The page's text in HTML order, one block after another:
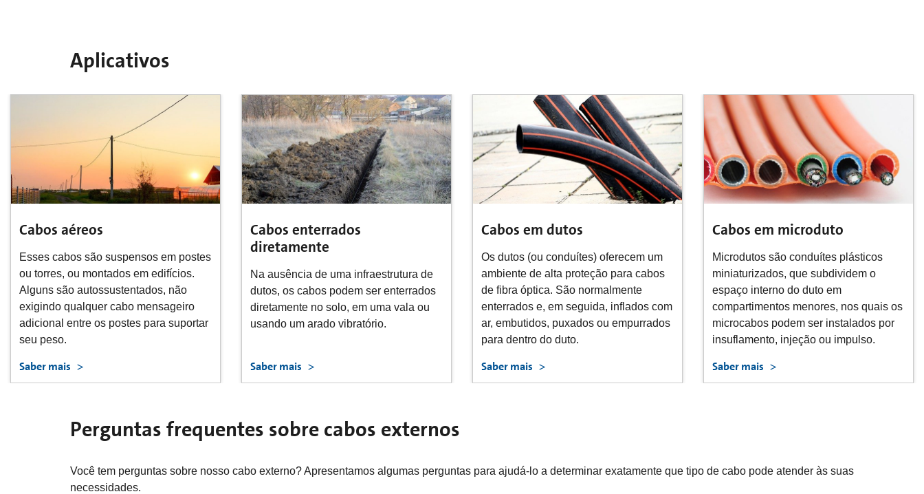
Aplicativos
Cabos enterrados
Na ausência de uma infraestrutura de
dutos, os cabos podem ser enterrados
diretamente no solo, em uma vala ou
usando um arado vibratório.
Saber mais
Cabos em dutos
ambiente de alta proteção para cabos
de fibra óptica. São normalmente
enterrados e, em seguida, inflados com
ar, embutidos, puxados ou empurrados
Saber mais
Cabos em microduto
Microdutos são conduítes plásticos
miniaturizados, que subdividem o
espaço interno do duto em
compartimentos menores, nos quais os
microcabos podem ser instalados por
insuflamento, injeção ou impulso.
Saber mais
Cabos drop
Cabos drop são cabos que vão do
ponto de distribuição ou cabo até o
assinante/usuário.
Saber mais
Perguntas frequentes sobre cabos externos
Você tem perguntas sobre nosso cabo externo? Apresentamos algumas perguntas para ajudá-lo a determinar exatamente que tipo de cabo pode atender às suas
necessidades.